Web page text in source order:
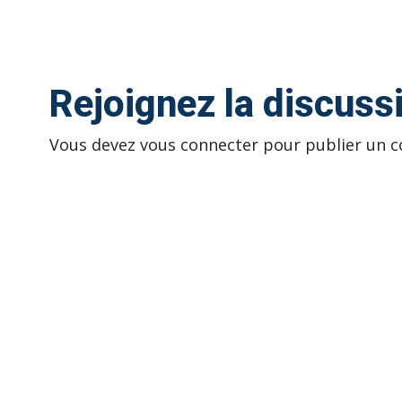
Rejoignez la
Vous devez vous connecter pour publier un